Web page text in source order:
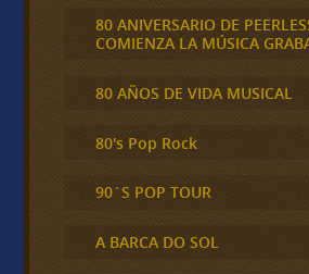
80 ANIVERSARIO DE
COMIENZA LA MÚSICA
80 AÑOS DE VIDA MUSICAL
80's Pop Rock
90´S POP TOUR
A BARCA DO SOL